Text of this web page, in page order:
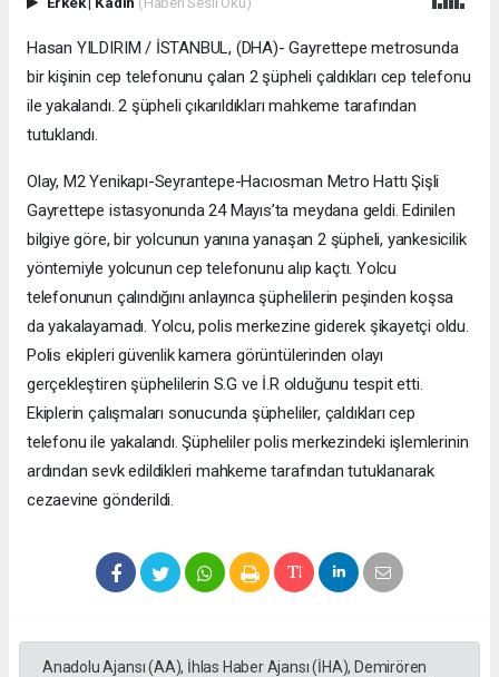
Hasan YILDIRIM / İSTANBUL, (DHA)- Gayrettepe metrosunda
bir kişinin cep telefonunu çalan 2 şüpheli çaldıkları cep telefonu
ile yakalandı. 2 şüpheli çıkarıldıkları mahkeme tarafından
tutuklandı.
Olay, M2 Yenikapı-Seyrantepe-Hacıosman Metro Hattı Şişli
Gayrettepe istasyonunda 24 Mayıs’ta meydana geldi. Edinilen
bilgiye göre, bir yolcunun yanına yanaşan 2 şüpheli, yankesicilik
yöntemiyle yolcunun cep telefonunu alıp kaçtı. Yolcu
telefonunun çalındığını anlayınca şüphelilerin peşinden koşsa
da yakalayamadı. Yolcu, polis merkezine giderek şikayetçi oldu.
Polis ekipleri güvenlik kamera görüntülerinden olayı
gerçekleştiren şüphelilerin S.G ve İ.R olduğunu tespit etti.
Ekiplerin çalışmaları sonucunda şüpheliler, çaldıkları cep
telefonu ile yakalandı. Şüpheliler polis merkezindeki işlemlerinin
ardından sevk edildikleri mahkeme tarafından tutuklanarak
cezaevine gönderildi.
Anadolu Ajansı (AA), İhlas Haber Ajansı (İHA), Demirören